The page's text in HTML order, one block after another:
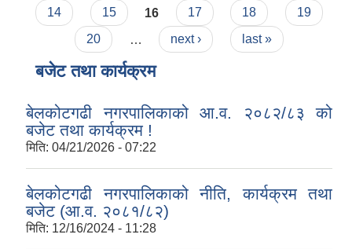
14 15 16 17 18
19
20
next › last »
बजेट तथा कार्यक्रम
बेलकोटगढी नगरपालिकाको आ.व. २०८२/८३ को
बजेट तथा कार्यक्रम !
मिति: 04/21/2026 - 07:22
बेलकोटगढी नगरपालिकाको नीति, कार्यक्रम तथा
बजेट (आ.व. २०८१/८२)
मिति: 12/16/2024 - 11:28